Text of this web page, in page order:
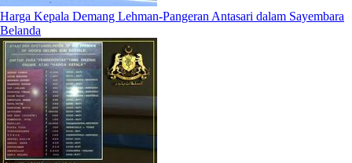
Harga Kepala Demang Lehman-Pangeran Antasari dalam Sayembara
Belanda